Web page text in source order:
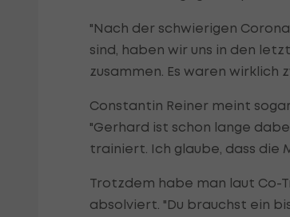
"Nach der schwierigen
sind, haben wir uns in den
zusammen. Es waren wirklich
Constantin Reiner meint
"Gerhard ist schon lange
trainiert. Ich glaube, dass die
Trotzdem habe man laut Co-
absolviert. "Du brauchst ein